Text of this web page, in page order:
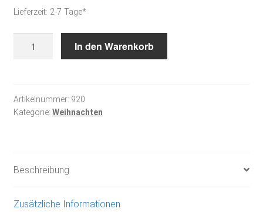
Lieferzeit: 2-7 Tage*
brennt
Menge
In den Warenkorb
Artikelnummer: 920
Kategorie: Weihnachten
Beschreibung
Zusätzliche Informationen